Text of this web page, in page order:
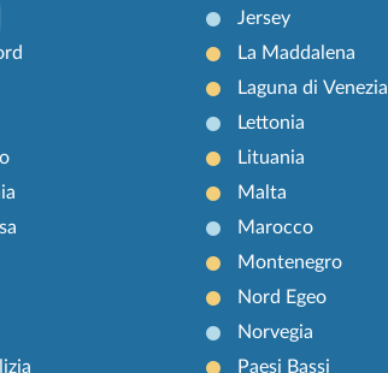
Jersey
La Maddalena
Laguna di Venezia
Lettonia
Lituania
Malta
Marocco
Montenegro
Nord Egeo
Norvegia
Paesi Bassi